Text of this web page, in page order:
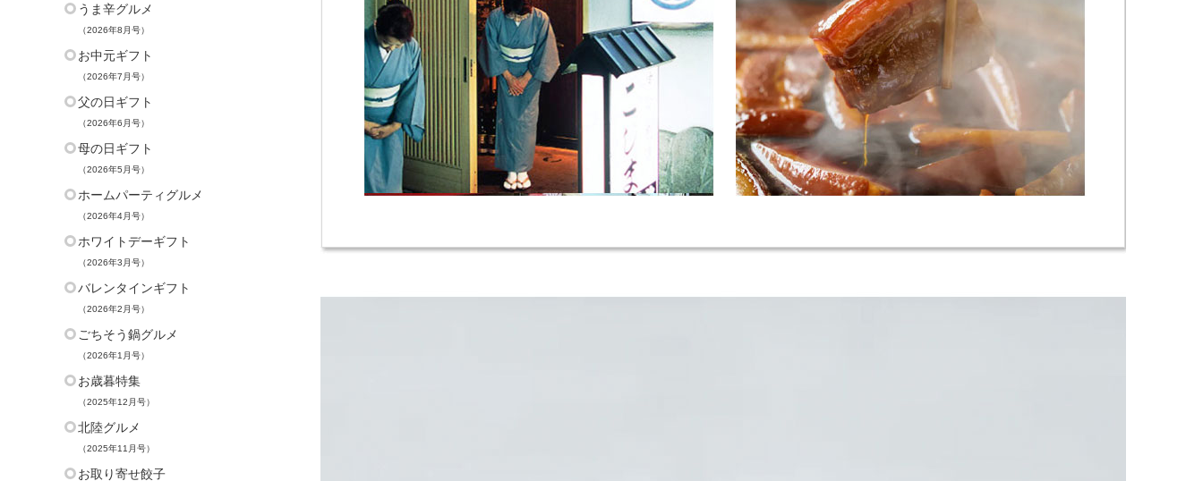
うま辛グルメ
（2026年8月号）
お中元ギフト
（2026年7月号）
父の日ギフト
（2026年6月号）
母の日ギフト
（2026年5月号）
ホームパーティグルメ
（2026年4月号）
ホワイトデーギフト
（2026年3月号）
バレンタインギフト
（2026年2月号）
ごちそう鍋グルメ
（2026年1月号）
お歳暮特集
（2025年12月号）
北陸グルメ
（2025年11月号）
お取り寄せ餃子